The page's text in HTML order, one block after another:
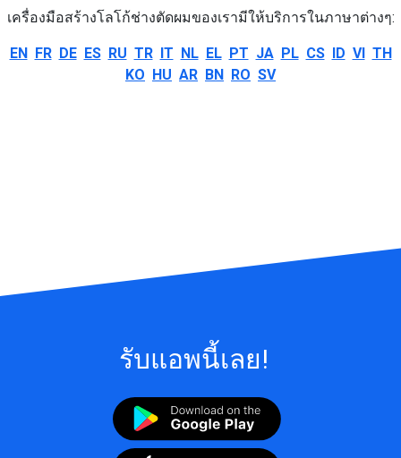
เครื่องมือสร้างโลโก้ช่างตัดผมของเรามีให้บริการในภาษาต่างๆ:
EN FR DE ES RU TR IT NL EL PT JA PL CS ID VI TH
KO HU AR BN RO SV
รับแอพนี้เลย!